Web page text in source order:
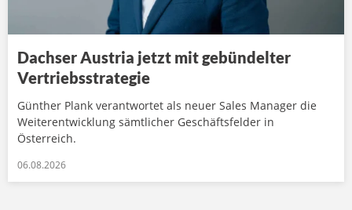
Dachser Austria jetzt mit gebündelter
Vertriebsstrategie
Günther Plank verantwortet als neuer Sales Manager die
Weiterentwicklung sämtlicher Geschäftsfelder in
Österreich.
06.08.2026